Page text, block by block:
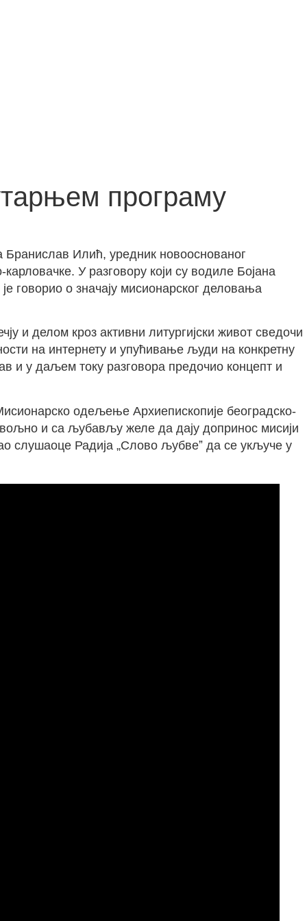
програму
Бранислав Илић, уредник новооснованог
У разговору који су водиле Бојана
говорио о значају мисионарског деловања
и делом кроз активни литургијски живот сведочи
на интернету и упућивање људи на конкретну
и у даљем току разговора предочио концепт и
одељење Архиепископије београдско-
и са љубављу желе да дају допринос мисији
слушаоце Радија „Слово љубвеˮ да се укључе у